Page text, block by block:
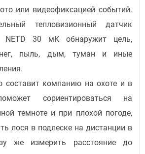
или видеофиксацией событий.
тепловизионный датчик
30 мК обнаружит цель,
пыль, дым, туман и иные
составит компанию на охоте и в
сориентироваться на
темноте и при плохой погоде,
лося в подлеске на дистанции в
же измерить расстояние до